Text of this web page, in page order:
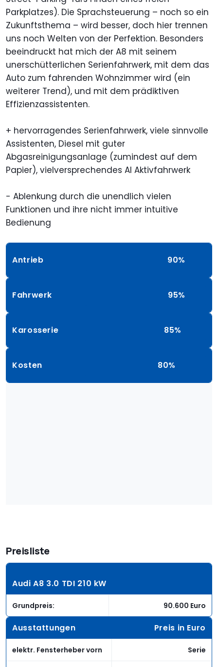
Parkplatzes). Die Sprachsteuerung – noch so ein
Zukunftsthema – wird besser, doch hier trennen
uns noch Welten von der Perfektion. Besonders
beeindruckt hat mich der A8 mit seinem
unerschütterlichen Serienfahrwerk, mit dem das
Auto zum fahrenden Wohnzimmer wird (ein
weiterer Trend), und mit dem prädiktiven
Effizienzassistenten.
+ hervorragendes Serienfahrwerk, viele sinnvolle
Assistenten, Diesel mit guter
Abgasreinigungsanlage (zumindest auf dem
Papier), vielversprechendes AI Aktivfahrwerk
- Ablenkung durch die unendlich vielen
Funktionen und ihre nicht immer intuitive
Bedienung
Antrieb 90%
Fahrwerk 95%
Karosserie 85%
Kosten 80%
Preisliste
Audi A8 3.0 TDI 210 kW
Grundpreis: 90.600 Euro
Ausstattungen Preis in Euro
elektr. Fensterheber vorn Serie